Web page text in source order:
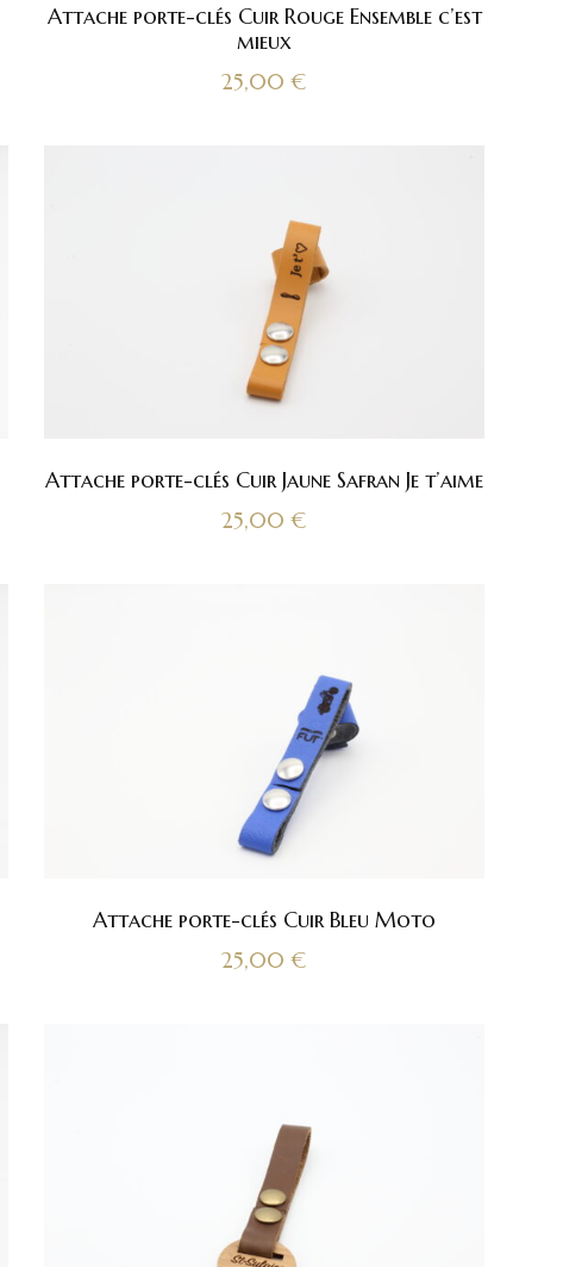
Attache porte-clés Cuir Rouge Ensemble c’est
mieux
25,00 €
Attache porte-clés Cuir Jaune Safran Je t’aime
25,00 €
Attache porte-clés Cuir Bleu Moto
25,00 €